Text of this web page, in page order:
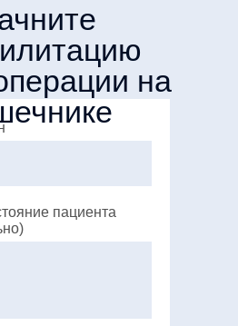
на
пациента